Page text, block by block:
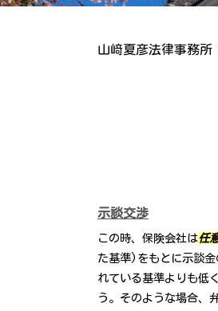
山﨑夏彦法律事務所
示談交渉
この時、保険会社は任
た基準)をもとに示談
れている基準よりも低
う。そのような場合、